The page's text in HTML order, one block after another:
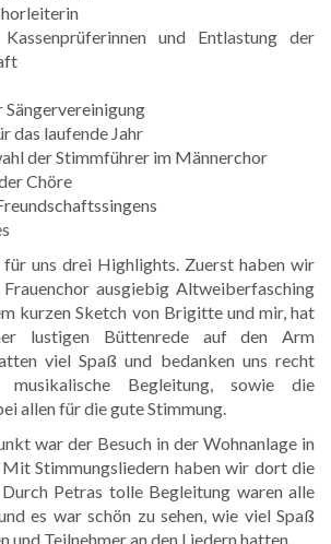
und Entlastung der
das laufende Jahr
der Stimmführer im Männerchor
Chöre
uns drei Highlights. Zuerst haben wir
ausgiebig Altweiberfasching
kurzen Sketch von Brigitte und mir, hat
lustigen Büttenrede auf den Arm
viel Spaß und bedanken uns recht
Begleitung, sowie die
allen für die gute Stimmung.
war der Besuch in der Wohnanlage in
Stimmungsliedern haben wir dort die
Petras tolle Begleitung waren alle
es war schön zu sehen, wie viel Spaß
und Teilnehmer an den Liedern hatten.